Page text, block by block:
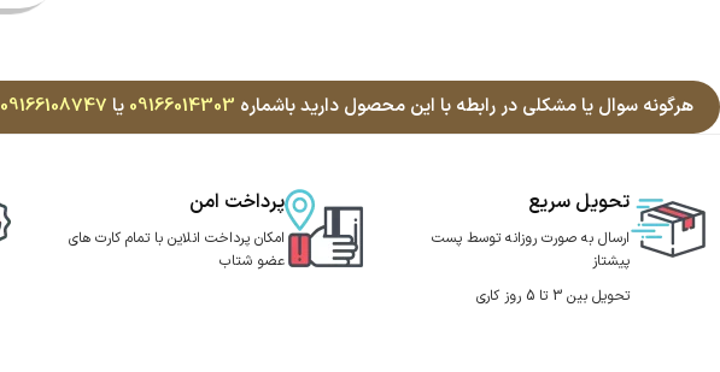
هرگونه سوال یا مشکلی در رابطه با این محصول دارید باشماره 09166014303 یا 09166108747
تحویل سریع
ارسال به صورت روزانه توسط پست
پیشتاز
تحویل بین 3 تا 5 روز کاری
پرداخت امن
امکان پرداخت انلاین با تمام کارت های
عضو شتاب